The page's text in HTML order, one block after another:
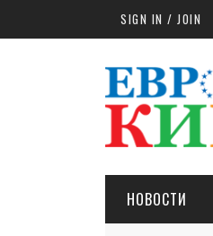
Skip to main contentSIGN IN / JOIN
НОВОСТИ